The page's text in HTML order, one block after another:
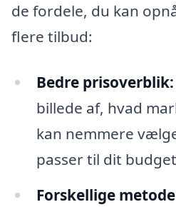
de fordele, du kan
flere tilbud:
Bedre prisoverblik:
billede af, hvad
kan nemmere
passer til dit
Forskellige